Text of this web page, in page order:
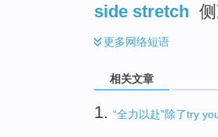
side stretch
更多网络短语
相关文章
1. “全力以赴”除了try